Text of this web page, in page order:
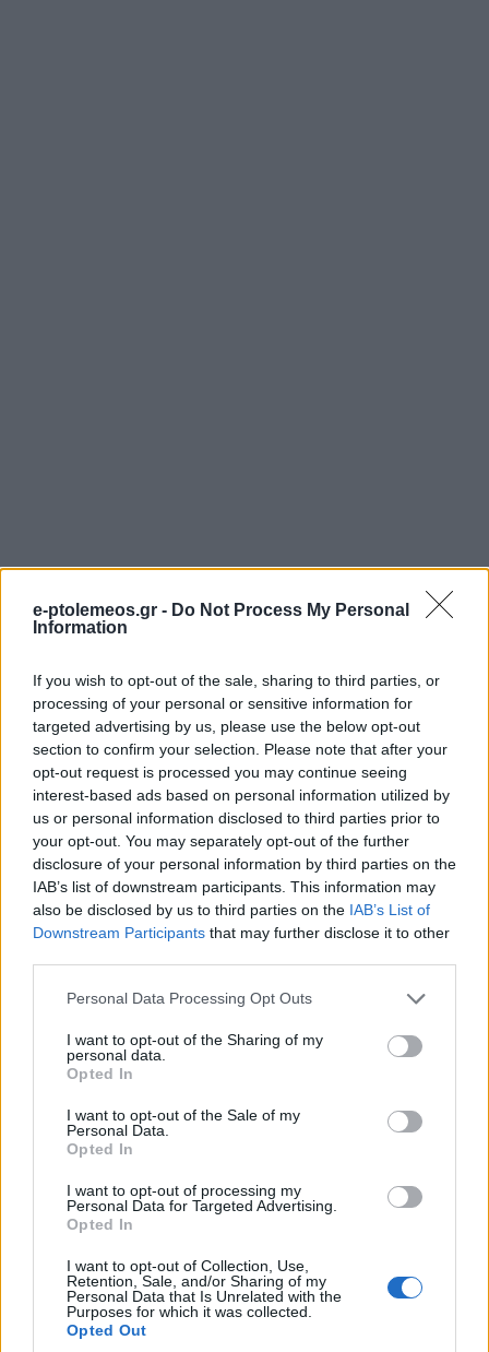
e-ptolemeos.gr - Do Not Process My Personal
Information
If you wish to opt-out of the sale, sharing to third parties, or
processing of your personal or sensitive information for
targeted advertising by us, please use the below opt-out
section to confirm your selection. Please note that after your
opt-out request is processed you may continue seeing
interest-based ads based on personal information utilized by
us or personal information disclosed to third parties prior to
your opt-out. You may separately opt-out of the further
disclosure of your personal information by third parties on the
IAB’s list of downstream participants. This information may
also be disclosed by us to third parties on the IAB’s List of
Downstream Participants that may further disclose it to other
Please note that this website/app uses one or more Google
not limited to your visit or usage behaviour. You may click to
grant or deny consent to Google and its third-party tags to
use your data for below specified purposes in below Google
consent section.
Personal Data Processing Opt Outs
I want to opt-out of the Sharing of my
personal data.
Opted In
I want to opt-out of the Sale of my
Personal Data.
Opted In
I want to opt-out of processing my
Personal Data for Targeted Advertising.
Opted In
I want to opt-out of Collection, Use,
Retention, Sale, and/or Sharing of my
Personal Data that Is Unrelated with the
Purposes for which it was collected.
Opted Out
Κοζάνη: Κέφι, χορός
Σκ’ρκα – Πλήθος
κόσμου στο πανηγύρι
για την εορτή του
Αγίου Νικάνορα
(Φωτογραφίες &
βίντεο)
7 Αυγούστου 2026, 2:23 πμ
AC/DC – Are You